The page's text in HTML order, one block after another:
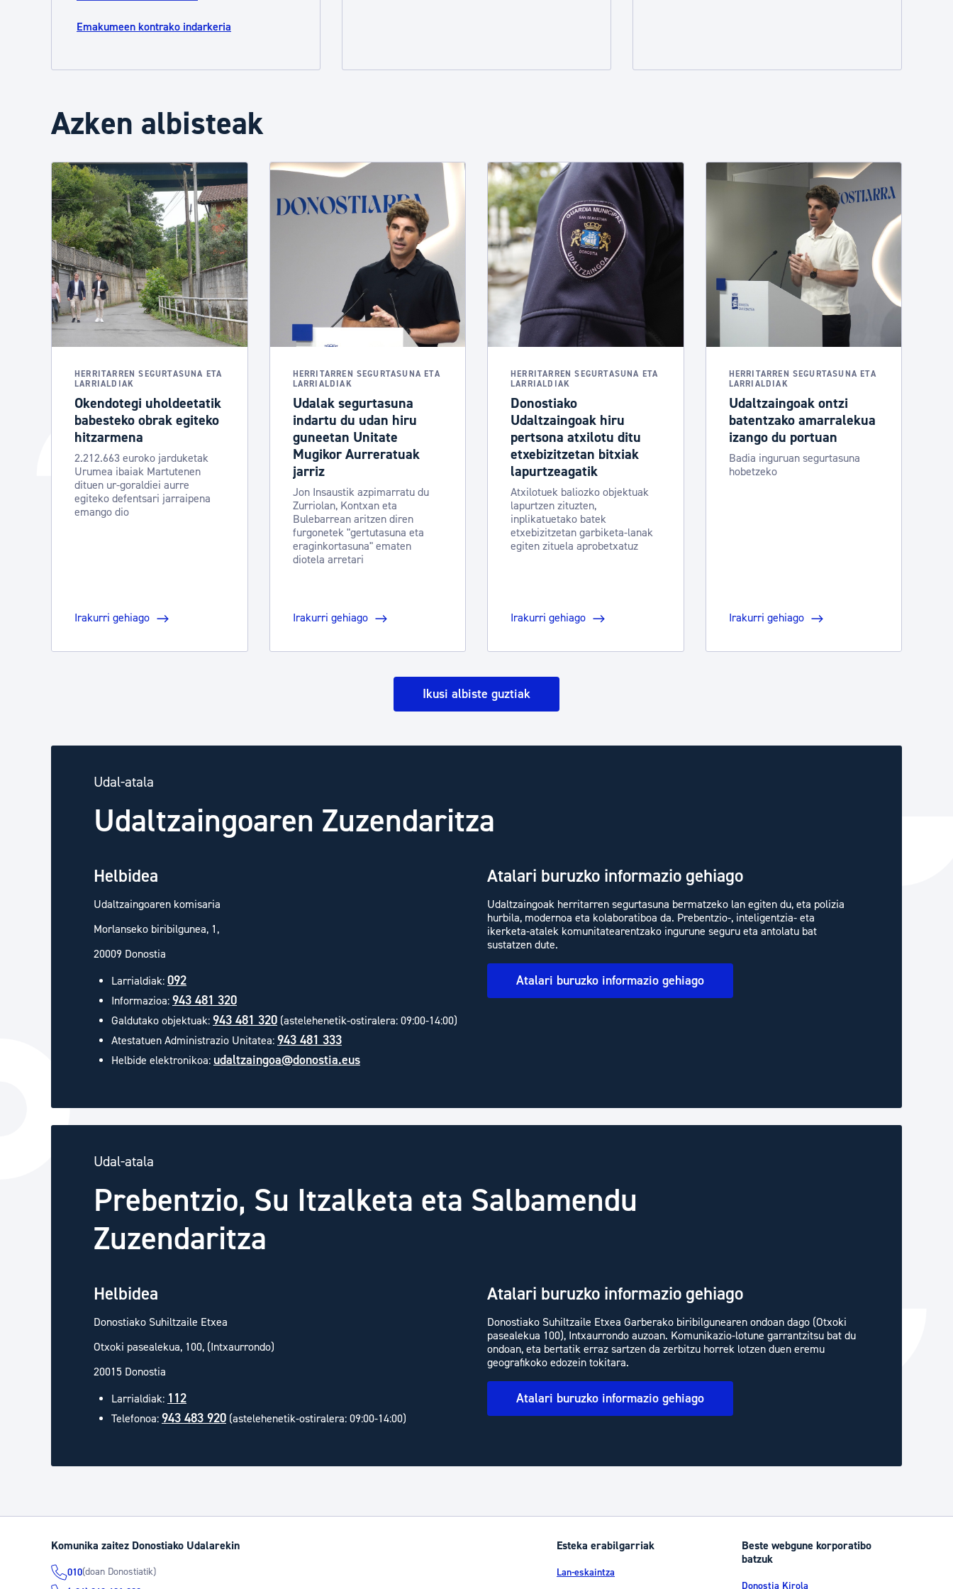
Emakumeen kontrako indarkeria
Azken albisteak
HERRITARREN SEGURTASUNA ETA
LARRIALDIAK
Okendotegi uholdeetatik
babesteko obrak egiteko
hitzarmena
2.212.663 euroko jarduketak
Urumea ibaiak Martutenen
dituen ur-goraldiei aurre
egiteko defentsari jarraipena
emango dio
Irakurri gehiago
HERRITARREN SEGURTASUNA ETA
LARRIALDIAK
Udalak segurtasuna
indartu du udan hiru
guneetan Unitate
Mugikor Aurreratuak
jarriz
Jon Insaustik azpimarratu du
Zurriolan, Kontxan eta
Bulebarrean aritzen diren
furgonetek "gertutasuna eta
eraginkortasuna" ematen
diotela arretari
Irakurri gehiago
HERRITARREN SEGURTASUNA ETA
LARRIALDIAK
Donostiako
Udaltzaingoak hiru
pertsona atxilotu ditu
etxebizitzetan bitxiak
lapurtzeagatik
Atxilotuek baliozko objektuak
lapurtzen zituzten,
inplikatuetako batek
etxebizitzetan garbiketa-lanak
egiten zituela aprobetxatuz
Irakurri gehiago
HERRITARREN SEGURTASUNA ETA
LARRIALDIAK
Udaltzaingoak ontzi
batentzako amarralekua
izango du portuan
Badia inguruan segurtasuna
hobetzeko
Irakurri gehiago
Ikusi albiste guztiak
Udal-atala
Udaltzaingoaren Zuzendaritza
Helbidea
Udaltzaingoaren komisaria
Morlanseko biribilgunea, 1,
20009 Donostia
Larrialdiak: 092
Informazioa: 943 481 320
Galdutako objektuak: 943 481 320 (astelehenetik-ostiralera: 09:00-14:00)
Atestatuen Administrazio Unitatea: 943 481 333
Helbide elektronikoa: udaltzaingoa@donostia.eus
Atalari buruzko informazio gehiago
Udaltzaingoak herritarren segurtasuna bermatzeko lan egiten du, eta polizia
hurbila, modernoa eta kolaboratiboa da. Prebentzio-, inteligentzia- eta
ikerketa-atalek komunitatearentzako ingurune seguru eta antolatu bat
sustatzen dute.
Atalari buruzko informazio gehiago
Udal-atala
Prebentzio, Su Itzalketa eta Salbamendu
Zuzendaritza
Helbidea
Donostiako Suhiltzaile Etxea
Otxoki pasealekua, 100, (Intxaurrondo)
20015 Donostia
Larrialdiak: 112
Telefonoa: 943 483 920 (astelehenetik-ostiralera: 09:00-14:00)
Atalari buruzko informazio gehiago
Donostiako Suhiltzaile Etxea Garberako biribilgunearen ondoan dago (Otxoki
pasealekua 100), Intxaurrondo auzoan. Komunikazio-lotune garrantzitsu bat du
ondoan, eta bertatik erraz sartzen da zerbitzu horrek lotzen duen eremu
geografikoko edozein tokitara.
Atalari buruzko informazio gehiago
Komunika zaitez Donostiako Udalarekin
010(doan Donostiatik)
Esteka erabilgarriak
Lan-eskaintza
Beste webgune korporatibo
batzuk
Donostia Kirola